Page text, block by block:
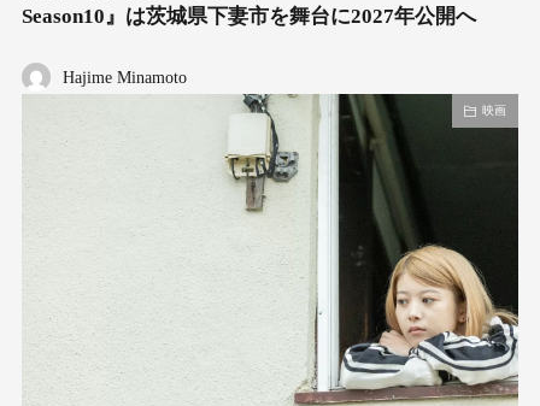
Season10』は茨城県下妻市を舞台に2027年公開へ
Hajime Minamoto
映画